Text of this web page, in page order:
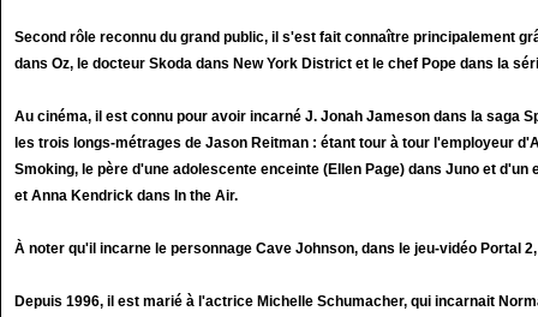
Second rôle reconnu du grand public, il s'est fait connaître principalement
dans Oz, le docteur Skoda dans New York District et le chef Pope dans la
Au cinéma, il est connu pour avoir incarné J. Jonah Jameson dans la saga
les trois longs-métrages de Jason Reitman : étant tour à tour l'employeur
Smoking, le père d'une adolescente enceinte (Ellen Page) dans Juno et
et Anna Kendrick dans In the Air.
À noter qu'il incarne le personnage Cave Johnson, dans le jeu-vidéo Portal
Depuis 1996, il est marié à l'actrice Michelle Schumacher, qui incarnait